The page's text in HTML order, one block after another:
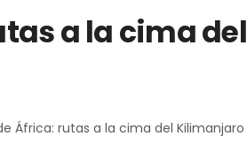
a la cima del
África: rutas a la cima del Kilimanjaro